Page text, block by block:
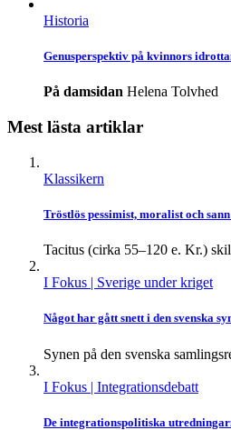
Historia
Genus­perspektiv på kvinnors
På damsidan Helena Tolvhed
Mest lästa artiklar
Klassikern
Tröstlös pessimist, moralist och
Tacitus (cirka 55–120 e. Kr.)
I Fokus | Sverige under kriget
Något har gått snett i den svenska
Synen på den svenska
I Fokus | Integrationsdebatt
De integrationspolitiska